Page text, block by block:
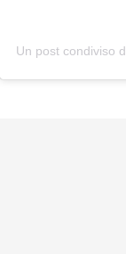
Un post condiviso